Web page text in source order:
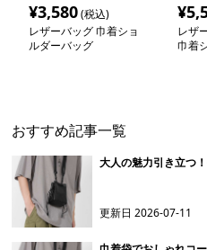
¥3,580(税込)
レザーバッグ 巾着ショ
ルダーバッグ
¥
レザ
巾着
おすすめ記事一覧
大人の魅力引き立つ
更新日2026-07-11